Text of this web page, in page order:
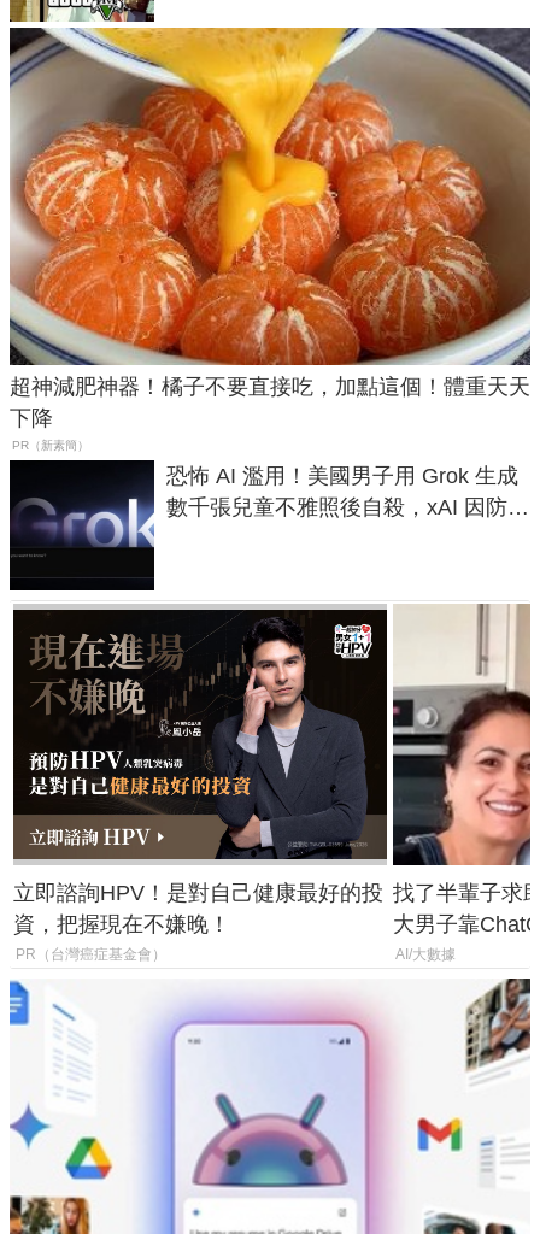
超神減肥神器！橘子不要直接吃，加點這個！體重天天
下降
PR（新素簡）
恐怖 AI 濫用！美國男子用 Grok 生成
數千張兒童不雅照後自殺，xAI 因防護
立即諮詢HPV！是對自己健康最好的投
資，把握現在不嫌晚！
PR（台灣癌症基金會）
找了半輩子求
大男子靠
年家人
AI/大數據